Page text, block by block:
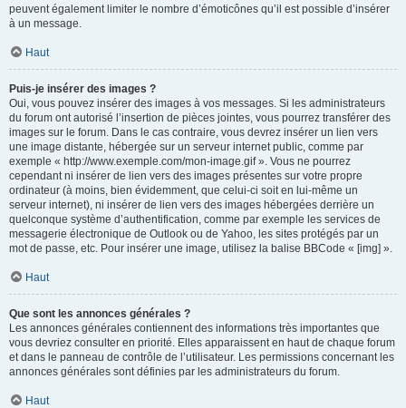
peuvent également limiter le nombre d’émoticônes qu’il est possible d’insérer
à un message.
Haut
Puis-je insérer des images ?
Oui, vous pouvez insérer des images à vos messages. Si les administrateurs
du forum ont autorisé l’insertion de pièces jointes, vous pourrez transférer des
images sur le forum. Dans le cas contraire, vous devrez insérer un lien vers
une image distante, hébergée sur un serveur internet public, comme par
exemple « http://www.exemple.com/mon-image.gif ». Vous ne pourrez
cependant ni insérer de lien vers des images présentes sur votre propre
ordinateur (à moins, bien évidemment, que celui-ci soit en lui-même un
serveur internet), ni insérer de lien vers des images hébergées derrière un
quelconque système d’authentification, comme par exemple les services de
messagerie électronique de Outlook ou de Yahoo, les sites protégés par un
mot de passe, etc. Pour insérer une image, utilisez la balise BBCode « [img] ».
Haut
Que sont les annonces générales ?
Les annonces générales contiennent des informations très importantes que
vous devriez consulter en priorité. Elles apparaissent en haut de chaque forum
et dans le panneau de contrôle de l’utilisateur. Les permissions concernant les
annonces générales sont définies par les administrateurs du forum.
Haut